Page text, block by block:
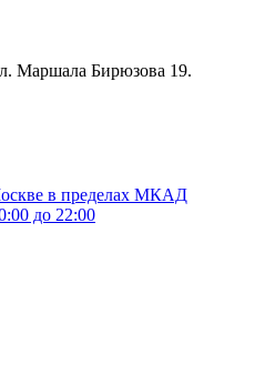
Маршала Бирюзова 19.
в пределах МКАД
до 22:00